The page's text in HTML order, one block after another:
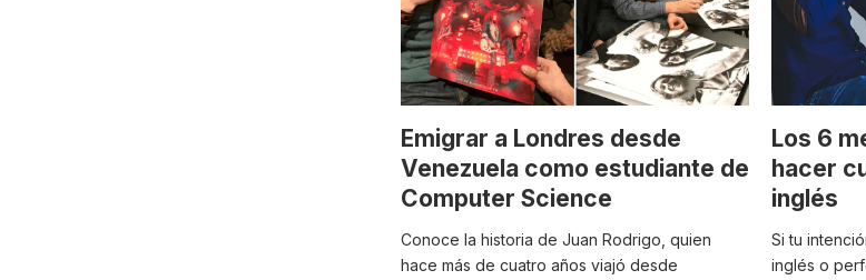
Emigrar a Londres desde
Venezuela como estudiante de
Computer Science
Conoce la historia de Juan Rodrigo, quien
hace más de cuatro años viajó desde
Los 6
hacer
inglés
Si tu
inglés o